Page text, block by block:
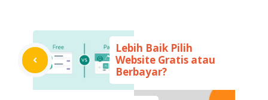
Lebih Baik Pilih
Website Gratis atau
Berbayar?